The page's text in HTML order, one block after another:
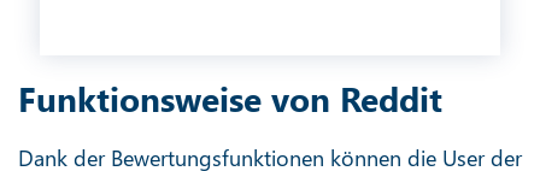
Funktionsweise von Reddit
Dank der Bewertungsfunktionen können die User der